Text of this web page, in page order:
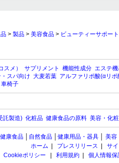
> 製品 > 美容食品 > ビューティーサポー
スメ） サプリメント 機能性成分 エステ
スパ向け 大麦若葉 アルファリポ酸(αリポ
車椅子
託製造) 化粧品 健康食品の原料 美容・化
健康食品 自然食品 健康用品・器具 美容
ホーム
プレスリリース
サ
Cookieポリシー
利用規約 個人情報